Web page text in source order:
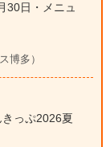
30日・メニュ
博多）
っぷ2026夏